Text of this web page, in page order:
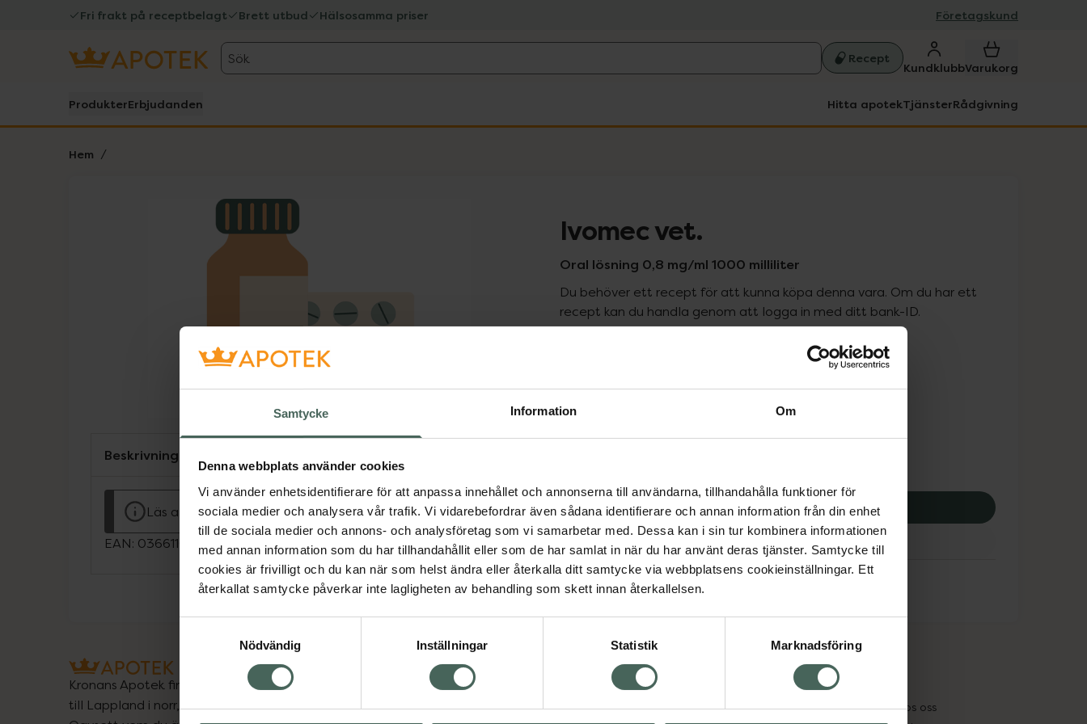
Samtycke Information Om
Denna webbplats använder cookies
Vi använder enhetsidentifierare för att anpassa innehållet och annonserna till användarna, tillhandahålla funktioner för
sociala medier och analysera vår trafik. Vi vidarebefordrar även sådana identifierare och annan information från din enhet
till de sociala medier och annons- och analysföretag som vi samarbetar med. Dessa kan i sin tur kombinera informationen
med annan information som du har tillhandahållit eller som de har samlat in när du har använt deras tjänster. Samtycke till
cookies är frivilligt och du kan när som helst ändra eller återkalla ditt samtycke via webbplatsens cookieinställningar. Ett
återkallat samtycke påverkar inte lagligheten av behandling som skett innan återkallelsen.
Nödvändig
Inställningar Statistik Marknadsföring
Fri frakt på receptbelagt Brett utbud Hälsosamma priser Företagskund
Sök Recept
KundklubbVarukorg
ProdukterErbjudanden Hitta apotekTjänsterRådgivning
Hem
Lista: . Innehåller 1 objekt. Ivomec vet.
Oral lösning 0,8 mg/ml 1000 milliliter
Du behöver ett recept för att kunna köpa denna vara. Om du har ett
recept kan du handla genom att logga in med ditt bank-ID.
Pris med recept
454,57 kr
Köp via ditt recept
Aktuella erbjudanden
Beskrivning
Läs alltid bipacksedeln innan användning.
EAN: 03661103022398
Kronans Apotek finns här för dig. Du hittar oss från Skåne i syd
till Lappland i norr, och online i mobilen och på datorn.
Vanliga frågor
Om recept och läkemedel
Högkostnadsskyddet
Jobba hos oss